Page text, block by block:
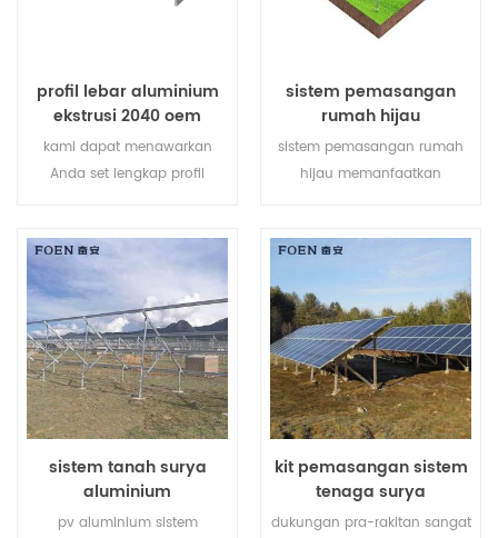
yang sangat baik untuk
kamar yang menghadap
geladak, ini jendela geser
kustomisasi kami
sepenuhnya.
profil lebar aluminium
ekstrusi 2040 oem
kami dapat menawarkan
Anda set lengkap profil
aluminium pasir.
sistem pemasangan
rumah hijau
sistem pemasangan rumah
hijau memanfaatkan
bersih dari matahari,
membawa masa depan yang
lebih bersih bagi manusia.
sistem tanah surya
aluminium
pv aluminium sistem
kit pemasangan sistem
tenaga surya
dukungan pra-rakitan sangat